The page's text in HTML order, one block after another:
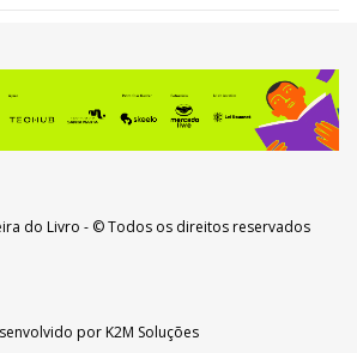
do Livro - © Todos os direitos reservados
porK2M Soluções